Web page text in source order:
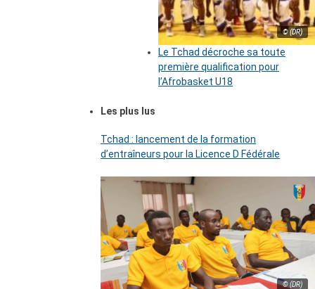
© (DR)
Le Tchad décroche sa toute
première qualification pour
l’Afrobasket U18
Les plus lus
Tchad : lancement de la formation
d’entraîneurs pour la Licence D Fédérale
© (DR)